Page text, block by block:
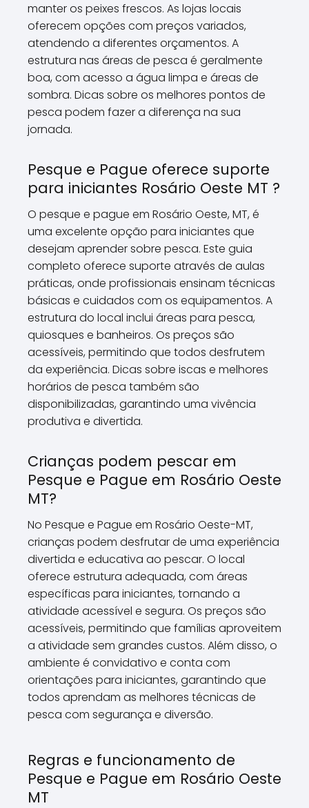
manter os peixes frescos. As lojas locais
oferecem opções com preços variados,
atendendo a diferentes orçamentos. A
estrutura nas áreas de pesca é geralmente
boa, com acesso a água limpa e áreas de
sombra. Dicas sobre os melhores pontos de
pesca podem fazer a diferença na sua
jornada.
Pesque e Pague oferece suporte
para iniciantes Rosário Oeste MT ?
O pesque e pague em Rosário Oeste, MT, é
uma excelente opção para iniciantes que
desejam aprender sobre pesca. Este guia
completo oferece suporte através de aulas
práticas, onde profissionais ensinam técnicas
básicas e cuidados com os equipamentos. A
estrutura do local inclui áreas para pesca,
quiosques e banheiros. Os preços são
acessíveis, permitindo que todos desfrutem
da experiência. Dicas sobre iscas e melhores
horários de pesca também são
disponibilizadas, garantindo uma vivência
produtiva e divertida.
Crianças podem pescar em
Pesque e Pague em Rosário Oeste
MT?
No Pesque e Pague em Rosário Oeste-MT,
crianças podem desfrutar de uma experiência
divertida e educativa ao pescar. O local
oferece estrutura adequada, com áreas
específicas para iniciantes, tornando a
atividade acessível e segura. Os preços são
acessíveis, permitindo que famílias aproveitem
a atividade sem grandes custos. Além disso, o
ambiente é convidativo e conta com
orientações para iniciantes, garantindo que
todos aprendam as melhores técnicas de
pesca com segurança e diversão.
Regras e funcionamento de
Pesque e Pague em Rosário Oeste
MT